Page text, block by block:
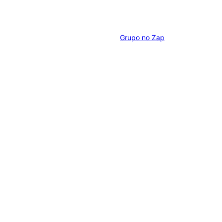
Grupo no Zap